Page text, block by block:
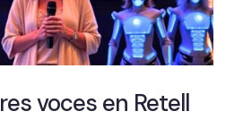
voces en Retell